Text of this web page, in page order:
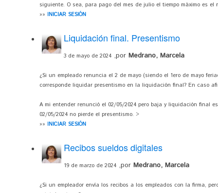
siguiente. O sea, para pago del mes de julio el tiempo máximo es el
»» INICIAR SESIÓN
Liquidación final. Presentismo
3 de mayo de 2024 ,por Medrano, Marcela
¿Si un empleado renuncia el 2 de mayo (siendo el 1ero de mayo
corresponde liquidar presentismo en la liquidación final? En caso
A mi entender renunció el 02/05/2024 pero baja y liquidación final
02/05/2024 no pierde el presentismo. >
»» INICIAR SESIÓN
Recibos sueldos digitales
19 de marzo de 2024 ,por Medrano, Marcela
¿Si un empleador envía los recibos a los empleados con la firma,